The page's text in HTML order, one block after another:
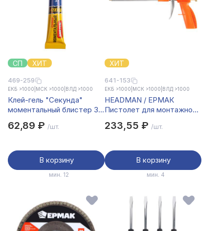
СП ХИТ
469-259
ЕКБ >1000 МСК >1000 ВЛД >1000
Клей-гель "Секунда"
моментальный блистер 3г,
62,89 ₽ /шт.
В корзину
мин. 12
ХИТ
641-153
ЕКБ >1000 МСК >1000 ВЛД >1000
HEADMAN / ЕРМАК
Пистолет для монтажной
233,55 ₽ /шт.
В корзину
мин. 4